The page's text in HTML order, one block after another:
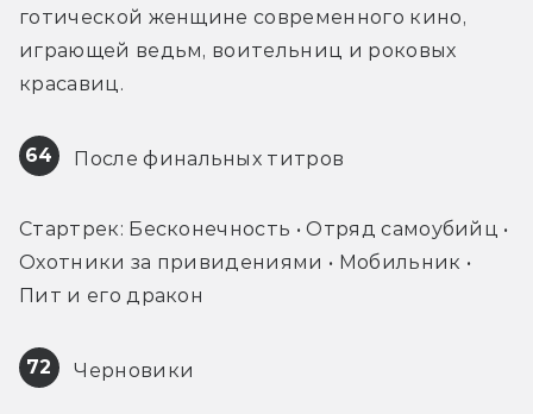
готической женщине современного кино,
играющей ведьм, воительниц и роковых
красавиц.
64 После финальных титров
Стартрек: Бесконечность • Отряд самоубийц •
Охотники за привидениями • Мобильник •
Пит и его дракон
72 Черновики